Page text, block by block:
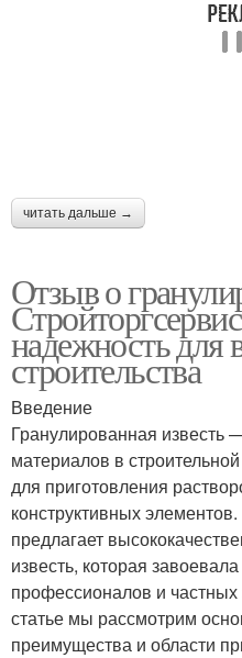
читать дальше →
Отзыв о
надежность для
строительства
Введение
Гранулированная известь
материалов в
для приготовления
конструктивных
предлагает
известь, которая
профессионалов и
статье мы рассмотрим
преимущества и области